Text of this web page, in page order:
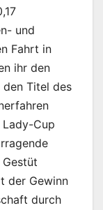
und
Fahrt in
ihr den
den Titel des
Cup
der Gewinn
durch